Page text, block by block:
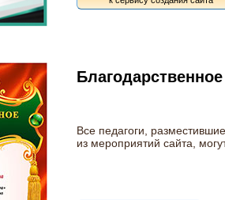
Все педагоги,
из мероприятий сайта,